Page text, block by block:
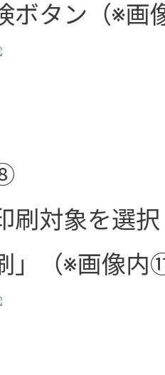
ボタン（※画
刷対象を選
」（※画像内